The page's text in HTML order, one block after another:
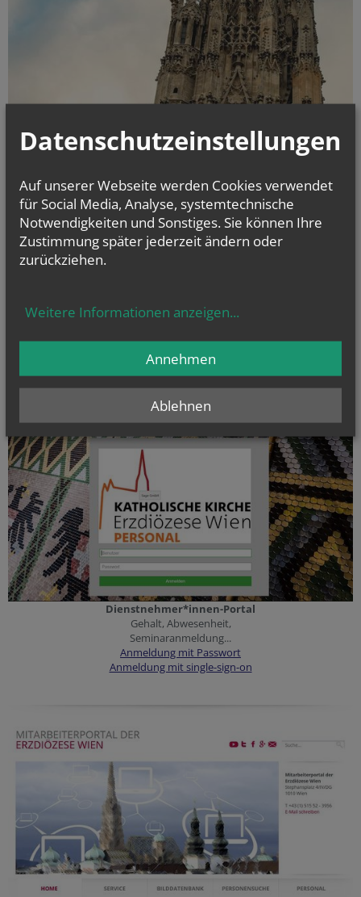
Prävention von Gewalt und Missbrauch
Dienstnehmer*innen-Portal
Gehalt, Abwesenheit,
Seminaranmeldung...
Anmeldung mit Passwort
Anmeldung mit single-sign-on
Datenschutzeinstellungen
Auf unserer Webseite werden Cookies verwendet
für Social Media, Analyse, systemtechnische
Notwendigkeiten und Sonstiges. Sie können Ihre
Zustimmung später jederzeit ändern oder
zurückziehen.
Weitere Informationen anzeigen...
Ablehnen
Annehmen